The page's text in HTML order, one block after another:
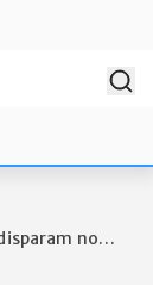
no